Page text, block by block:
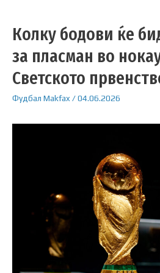
Колку бодови ќе
за пласман во
Светското
Фудбал Makfax /04.06.2026